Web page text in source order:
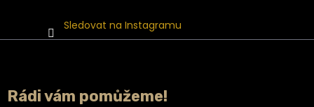
Sledovat na Instagramu
Rádi vám pomůžeme!